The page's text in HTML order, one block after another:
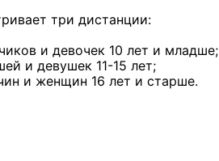
три дистанции:
и девочек 10 лет и младше;
и девушек 11-15 лет;
и женщин 16 лет и старше.